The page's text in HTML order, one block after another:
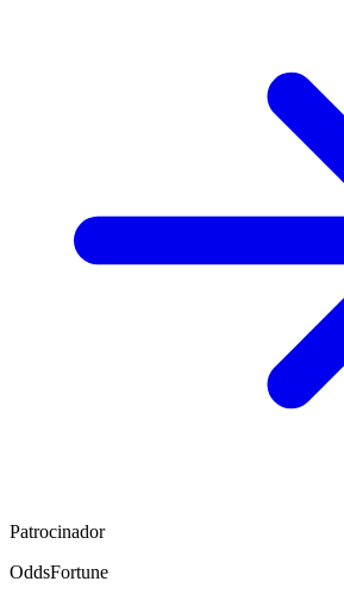
Patrocinador
OddsFortune